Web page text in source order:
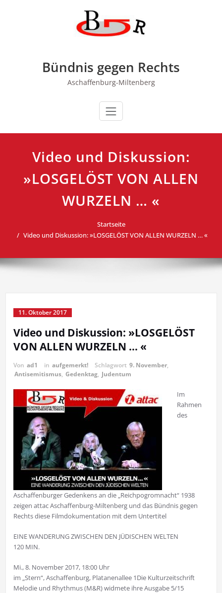
Bündnis gegen Rechts
Aschaffenburg-Miltenberg
Video und Diskussion:
»LOSGELÖST VON ALLEN
WURZELN … «
Startseite
Video und Diskussion: »LOSGELÖST VON ALLEN WURZELN … «
11. Oktober 2017
Video und Diskussion: »LOSGELÖST
VON ALLEN WURZELN … «
Von ad1 in aufgemerkt! Schlagwort 9. November,
Antisemitismus, Gedenktag, Judentum
Im
Rahmen
des
Aschaffenburger Gedenkens an die „Reichpogromnacht“ 1938
zeigen attac Aschaffenburg-Miltenberg und das Bündnis gegen
Rechts diese Filmdokumentation mit dem Untertitel
EINE WANDERUNG ZWISCHEN DEN JÜDISCHEN WELTEN
120 MIN.
Mi., 8. November 2017, 18:00 Uhr
im „Stern“, Aschaffenburg, Platanenallee 1Die Kulturzeitschrift
Melodie und Rhythmus (M&R) widmete ihre Ausgabe 5/15